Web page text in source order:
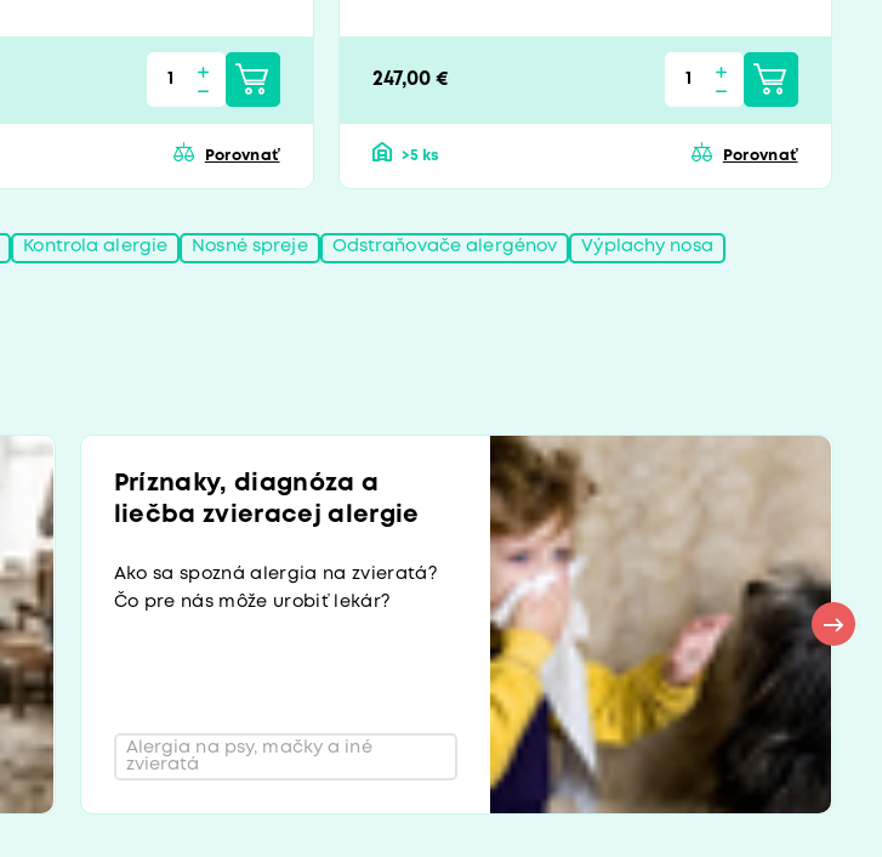
Porovnať
247,00 €
>5 ks Porovnať
Kontrola alergie Nosné spreje Odstraňovače alergénov
Výplachy nosa
Príznaky, diagnóza a
liečba zvieracej alergie
Ako sa spozná alergia na zvieratá?
Čo pre nás môže urobiť lekár?
Alergia na psy, mačky a iné
zvieratá